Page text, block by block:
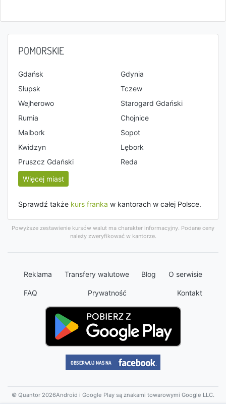
POMORSKIE
Gdańsk
Gdynia
Słupsk
Tczew
Wejherowo
Starogard Gdański
Rumia
Chojnice
Malbork
Sopot
Kwidzyn
Lębork
Pruszcz Gdański
Reda
Więcej miast
Sprawdź także kurs franka w kantorach w całej Polsce.
Powyższe zestawienie kursów walut ma charakter informacyjny. Podane ceny
należy zweryfikować w kantorze.
Reklama Transfery walutowe Blog O serwisie
FAQ Prywatność Kontakt
© Quantor 2026Android i Google Play są znakami towarowymi Google LLC.